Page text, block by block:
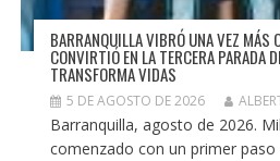
BARRANQUILLA VIBRÓ UNA VEZ MÁS
CONVIRTIÓ EN LA TERCERA PARADA
TRANSFORMA VIDAS
5 DE AGOSTO DE 2026
Barranquilla, agosto de 2026.
comenzado con un primer paso